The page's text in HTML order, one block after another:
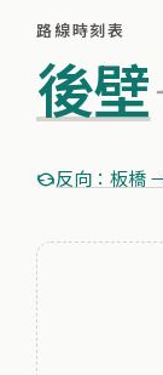
路線時刻表
後壁
反向：板橋